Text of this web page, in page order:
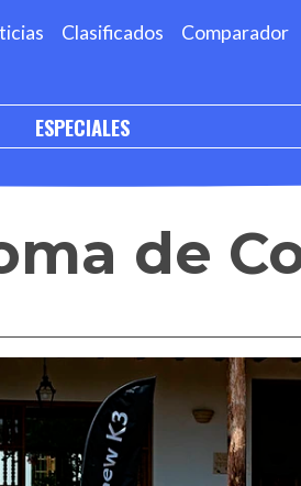
Clasificados Comparador
ESPECIALES
de